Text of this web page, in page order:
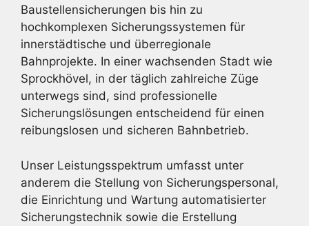
Baustellensicherungen bis hin zu
hochkomplexen Sicherungssystemen für
innerstädtische und überregionale
Bahnprojekte. In einer wachsenden Stadt wie
Sprockhövel, in der täglich zahlreiche Züge
unterwegs sind, sind professionelle
Sicherungslösungen entscheidend für einen
reibungslosen und sicheren Bahnbetrieb.
Unser Leistungsspektrum umfasst unter
anderem die Stellung von Sicherungspersonal,
die Einrichtung und Wartung automatisierter
Sicherungstechnik sowie die Erstellung